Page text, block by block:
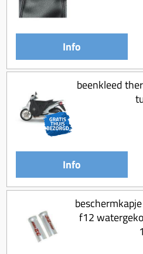
Info
beenkleed
Info
f12